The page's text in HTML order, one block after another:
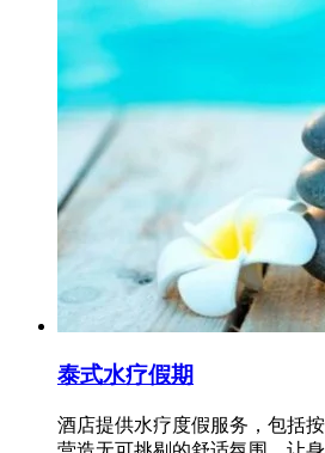
泰式水疗假期
酒店提供水疗度假服务，包括